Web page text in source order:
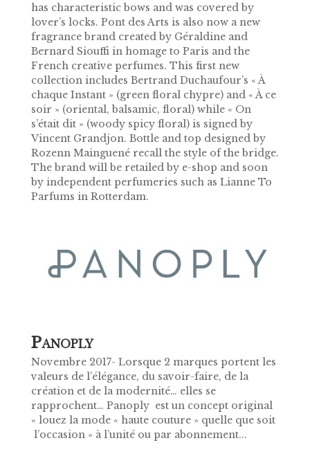
has characteristic bows and was covered by
lover’s locks. Pont des Arts is also now a new
fragrance brand created by Géraldine and
Bernard Siouffi in homage to Paris and the
French creative perfumes. This first new
collection includes Bertrand Duchaufour’s « À
chaque Instant » (green floral chypre) and « À ce
soir » (oriental, balsamic, floral) while « On
s’était dit » (woody spicy floral) is signed by
Vincent Grandjon. Bottle and top designed by
Rozenn Mainguené recall the style of the bridge.
The brand will be retailed by e-shop and soon
by independent perfumeries such as Lianne To
Parfums in Rotterdam.
PANOPLY
Novembre 2017- Lorsque 2 marques portent les
valeurs de l’élégance, du savoir-faire, de la
création et de la modernité… elles se
rapprochent… Panoply est un concept original
« louez la mode « haute couture » quelle que soit
l’occasion » à l’unité ou par abonnement...